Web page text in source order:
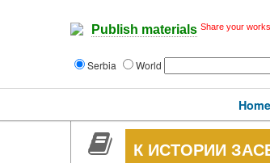
Publish materials Share your
Serbia World
Home
К ИСТОРИИ